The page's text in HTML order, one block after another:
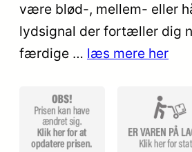
være blød-, mellem- eller
lydsignal der fortæller dig
færdige … læs mere her